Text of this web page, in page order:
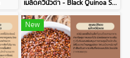
เมล็ดควีนัวดำ - Black Quinoa Seed
New